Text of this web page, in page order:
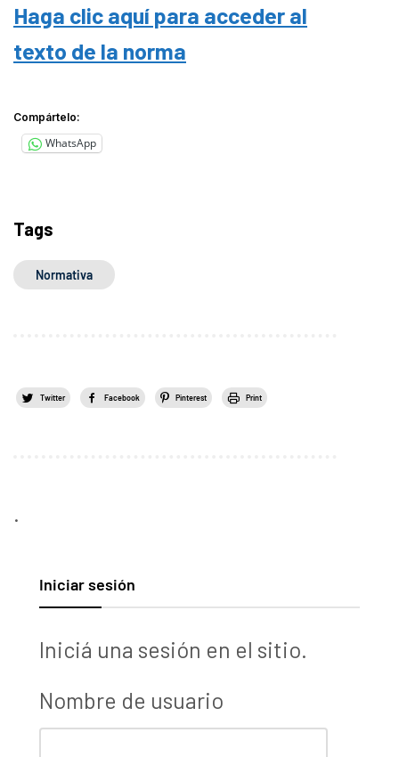
Haga clic aquí para acceder al
texto de la norma
Compártelo:
WhatsApp
Tags
Normativa
Twitter Facebook Pinterest Print
.
Iniciar sesión
Iniciá una sesión en el sitio.
Nombre de usuario